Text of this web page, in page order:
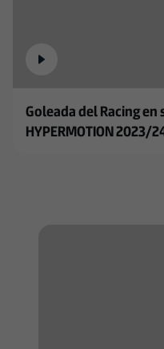
Goleada del Racing en
HYPERMOTION 2023/